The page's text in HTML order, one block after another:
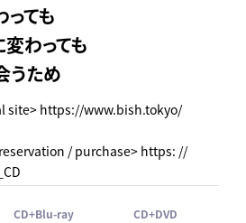
ても
わっても
うため
site> https://www.bish.tokyo/
/ purchase> https: //
CD+Blu-ray CD+DVD